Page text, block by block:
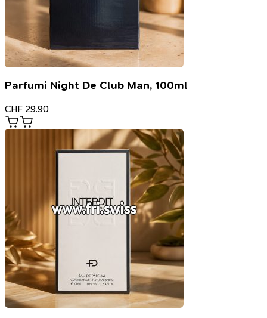
Parfumi Night De Club Man, 100ml
CHF 29.90